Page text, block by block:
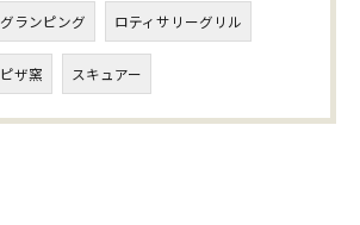
グランピング ロティサリーグリル
ピザ窯 スキュアー